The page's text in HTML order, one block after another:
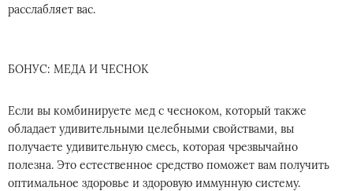
расслабляет вас.
БОНУС: МЕДА И ЧЕСНОК
Если вы комбинируете мед с чесноком, который также
обладает удивительными целебными свойствами, вы
получаете удивительную смесь, которая чрезвычайно
полезна. Это естественное средство поможет вам получить
оптимальное здоровье и здоровую иммунную систему.